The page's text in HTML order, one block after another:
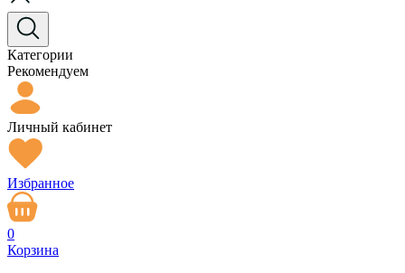
Категории
Рекомендуем
Личный кабинет
Избранное
0
Корзина